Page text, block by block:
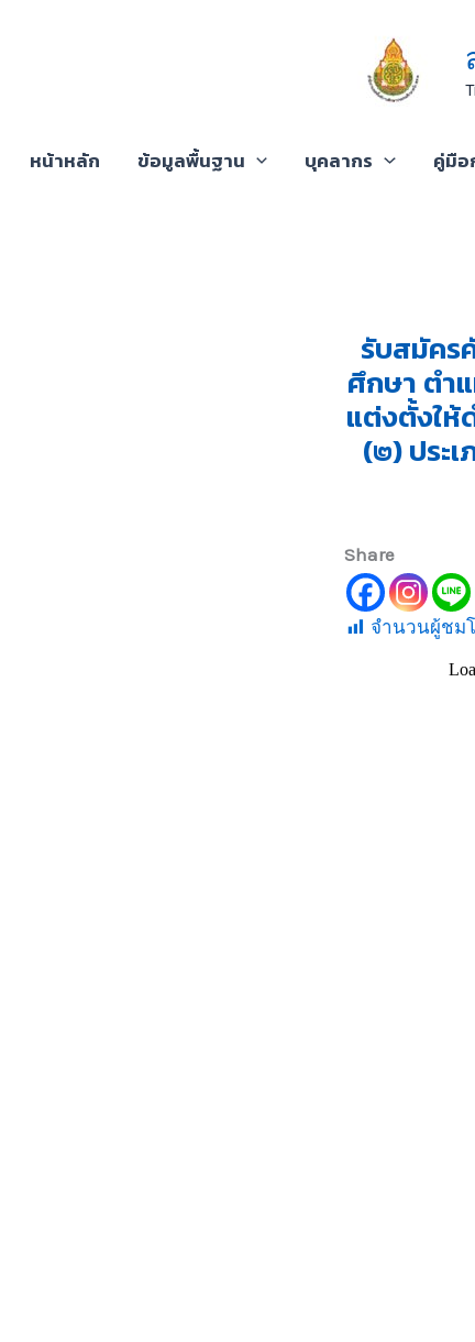
หน้าหลัก ข้อมูลพื้นฐาน บุคลากร คู่มือ
รับสมัคร
ศึกษา ตำ
แต่งตั้งให้
(๒) ประ
Share
จำนวนผู้ชม